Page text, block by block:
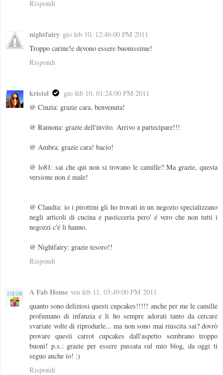
Rispondi
nightfairy gio feb 10, 12:46:00 PM 2011
Troppo carine!e devono essere buonissime!
Rispondi
kristel
gio feb 10, 01:24:00 PM 2011
@ Cinzia: grazie cara, benvenuta!
@ Ramona: grazie dell'invito. Arrivo a partecipare!!!
@ Ambra: grazie cara! bacio!
@ lo81: sai che qui non si trovano le camille? Ma grazie, questa
versione non é male!
@ Claudia: io i pirottini gli ho trovati in un negozio specializzano
negli articoli di cucina e pasticceria pero' é vero che non tutti i
negozzi c'é li hanno.
@ Nightfairy: grazie tesoro!!
Rispondi
A Fab Home ven feb 11, 03:49:00 PM 2011
quanto sono deliziosi questi cupcakes!!!!! anche per me le camille
profumano di infanzia e li ho sempre adorati tanto da cercare
svariate volte di riprodurle... ma non sono mai riuscita sai? dovrò
provare questi carrot cupcakes dall'aspetto sembrano troppo
buoni! p.s.: grazie per essere passata sul mio blog, da oggi ti
seguo anche io! :)
Rispondi